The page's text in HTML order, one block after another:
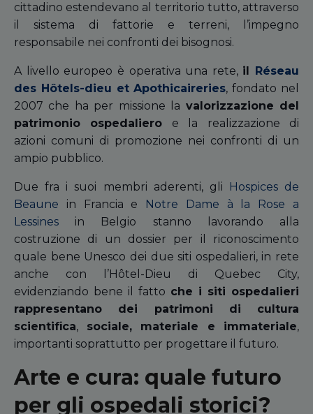
cittadino estendevano al territorio tutto, attraverso
il sistema di fattorie e terreni, l’impegno
responsabile nei confronti dei bisognosi.
A livello europeo è operativa una rete, il Réseau
des Hôtels-dieu et Apothicaireries, fondato nel
2007 che ha per missione la valorizzazione del
patrimonio ospedaliero e la realizzazione di
azioni comuni di promozione nei confronti di un
ampio pubblico.
Due fra i suoi membri aderenti, gli
Hospices de
Beaune in Francia e Notre Dame à la Rose a
Lessines in Belgio stanno lavorando alla
costruzione di un dossier per il riconoscimento
quale bene Unesco dei due siti ospedalieri, in rete
anche con l’Hôtel-Dieu di Quebec City,
evidenziando bene il fatto che i siti ospedalieri
rappresentano dei patrimoni di cultura
scientifica, sociale, materiale e immateriale,
importanti soprattutto per progettare il futuro.
Arte e cura: quale futuro
per gli ospedali storici?